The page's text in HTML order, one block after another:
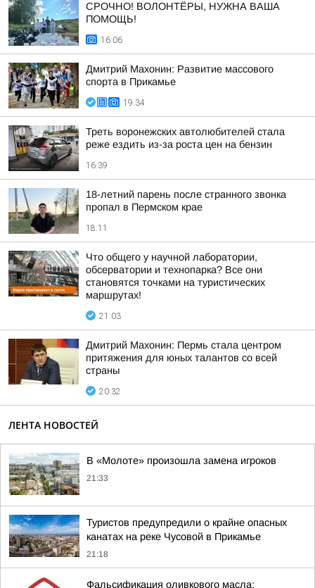
СРОЧНО! ВОЛОНТЁРЫ, НУЖНА ВАША
ПОМОЩЬ!
16:06
Дмитрий Махонин: Развитие массового
спорта в Прикамье
19:34
Треть воронежских автолюбителей стала
реже ездить из-за роста цен на бензин
16:39
18-летний парень после странного звонка
пропал в Пермском крае
18:11
Что общего у научной лаборатории,
обсерватории и технопарка? Все они
становятся точками на туристических
маршрутах!
21:03
Дмитрий Махонин: Пермь стала центром
притяжения для юных талантов со всей
страны
20:32
ЛЕНТА НОВОСТЕЙ
В «Молоте» произошла замена игроков
21:33
Туристов предупредили о крайне опасных
канатах на реке Чусовой в Прикамье
21:18
Фальсификация оливкового масла: